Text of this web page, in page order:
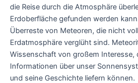
die Reise durch die Atmosphäre
Erdoberfläche gefunden werden
Überreste von Meteoren, die nicht
Erdatmosphäre verglüht sind.
Wissenschaft von großem Interesse,
Informationen über unser
und seine Geschichte liefern können.